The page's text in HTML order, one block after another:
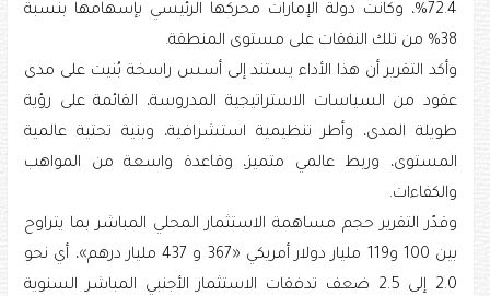
72.4%، وكانت دولة الإمارات محركها الرئيسي بإسهامها بنسبة
38% من تلك النفقات على مستوى المنطقة.
وأكد التقرير أن هذا الأداء يستند إلى أسس راسخة بُنيت على مدى
عقود من السياسات الاستراتيجية المدروسة، القائمة على رؤية
طويلة المدى، وأطر تنظيمية استشرافية، وبنية تحتية عالمية
المستوى، وربط عالمي متميز، وقاعدة واسعة من المواهب
والكفاءات.
وقدّر التقرير حجم مساهمة الاستثمار المحلي المباشر بما يتراوح
بين 100 و119 مليار دولار أمريكي «367 و 437 مليار درهم»، أي نحو
2.0 إلى 2.5 ضعف تدفقات الاستثمار الأجنبي المباشر السنوية